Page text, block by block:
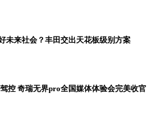
未来社会？丰田交出天花板级别方案
控 奇瑞无界pro全国媒体体验会完美收官